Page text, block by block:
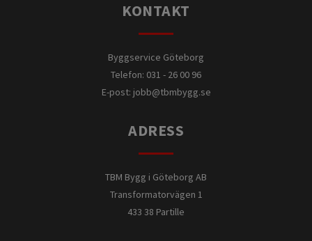
KONTAKT
Byggservice Göteborg
Telefon: 031 - 26 00 96
E-post: jobb@tbmbygg.se
ADRESS
TBM Bygg i Göteborg AB
Transformatorvägen 1
433 38 Partille